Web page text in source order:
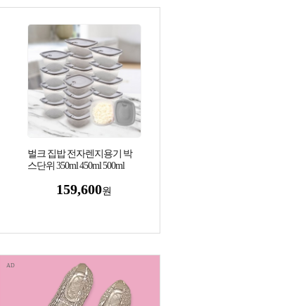
벌크 집밥 전자렌지용기 박
스단위 350ml 450ml 500ml
159,600원
AD